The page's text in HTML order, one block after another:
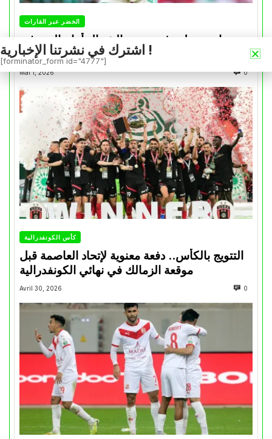
الخضر عبر القارات
بونجاح يسجل رغم هزيمة الشمال أمام السد في
كأس الأمير
Mai 1, 2026 0
كأس الكونفدرالية
التتويج بالكأس.. دفعة معنوية لإتحاد العاصمة قبل
موقعة الزمالك في نهائي الكونفدرالية
Avril 30, 2026 0
اشترك في نشرتنا الإخبارية !
[forminator_form id="4777"]